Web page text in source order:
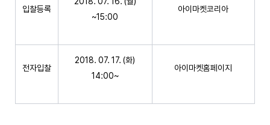
입찰등록
~15:00
아이마켓코리아
전자입찰
2018. 07. 17. (화)
14:00~
아이마켓홈페이지